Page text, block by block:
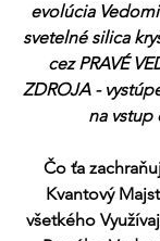
evolúcia
svetelné silica
cez PRAVÉ
ZDROJA -
na vstup
Čo ťa
Kvantový
všetkého